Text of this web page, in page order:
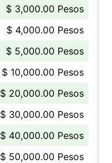
$ 3,000.00 Pesos
$ 4,000.00 Pesos
$ 5,000.00 Pesos
$ 10,000.00 Pesos
$ 20,000.00 Pesos
$ 30,000.00 Pesos
$ 40,000.00 Pesos
$ 50,000.00 Pesos